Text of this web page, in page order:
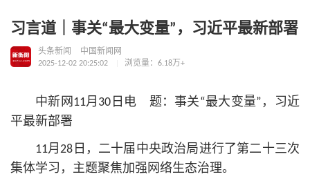
习言道｜事关“最大变量”，习近平最新部署
头条新闻
中国新闻网
2025-12-02 20:25:02
浏览量：6.18万+
中新网11月30日电 题：事关“最大变量”，习近
平最新部署
11月28日，二十届中央政治局进行了第二十三次
集体学习，主题聚焦加强网络生态治理。